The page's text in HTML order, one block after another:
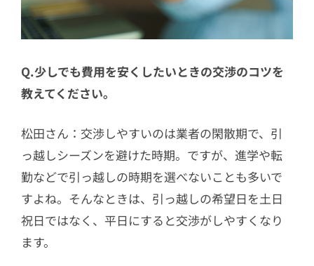
Q.少しでも費用を安くしたいときの交渉のコツを
教えてください。
松田さん：交渉しやすいのは業者の閑散期で、引
っ越しシーズンを避けた時期。ですが、進学や転
勤などで引っ越しの時期を選べないことも多いで
すよね。そんなときは、引っ越しの希望日を土日
祝日ではなく、平日にすると交渉がしやすくなり
ます。